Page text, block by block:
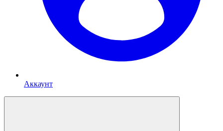
Аккаунт